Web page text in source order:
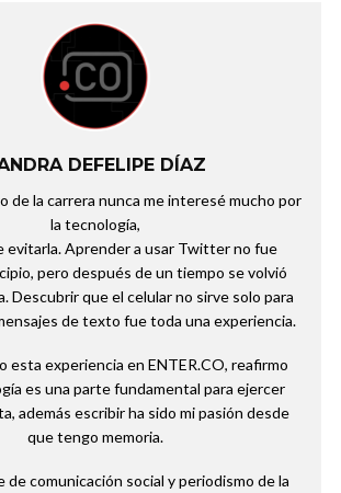
DEFELIPE DÍAZ
de la carrera nunca me interesé mucho por
la tecnología,
evitarla. Aprender a usar Twitter no fue
pero después de un tiempo se volvió
Descubrir que el celular no sirve solo para
de texto fue toda una experiencia.
esta experiencia en ENTER.CO, reafirmo
es una parte fundamental para ejercer
además escribir ha sido mi pasión desde
que tengo memoria.
de comunicación social y periodismo de la